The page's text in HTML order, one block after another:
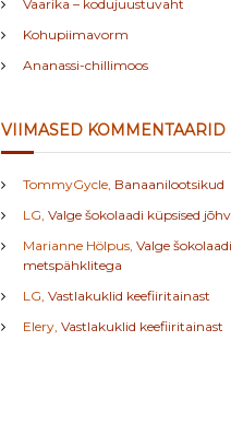
Vaarika – kodujuustuvaht
Kohupiimavorm
Ananassi-chillimoos
VIIMASED KOMMENTAARID
TommyGycle, Banaanilootsikud
LG, Valge šokolaadi küpsised
Marianne Hölpus, Valge
metspähklitega
LG, Vastlakuklid keefiiritainast
Elery, Vastlakuklid keefiiritainast